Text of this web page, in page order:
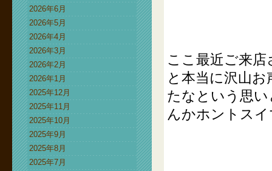
2026年6月
2026年5月
2026年4月
2026年3月
2026年2月
2026年1月
2025年12月
2025年11月
2025年10月
2025年9月
2025年8月
2025年7月
ここ最近ご来
と本当に沢山
たなという思
んかホントス